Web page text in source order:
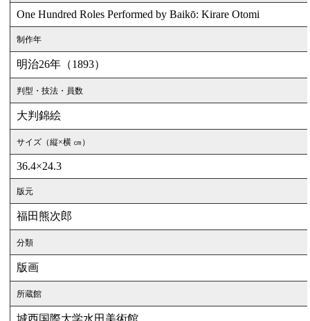
One Hundred Roles Performed by Baikō: Kirare Otomi
制作年
明治26年（1893）
判型・技法・員数
大判錦絵
サイズ（縦×横 ㎝）
36.4×24.3
版元
福田熊次郎
分類
版画
所蔵館
城西国際大学水田美術館